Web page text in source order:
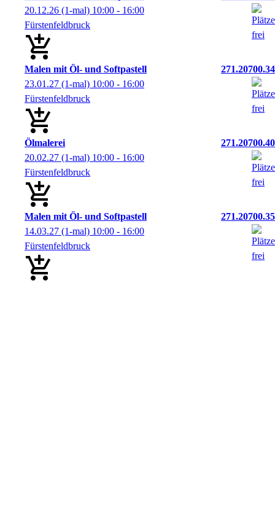
20.12.26 (1-mal) 10:00 - 16:00
Fürstenfeldbruck
Malen mit Öl- und Softpastell
271.20700.34
23.01.27 (1-mal) 10:00 - 16:00
Fürstenfeldbruck
Ölmalerei
271.20700.40
20.02.27 (1-mal) 10:00 - 16:00
Fürstenfeldbruck
Malen mit Öl- und Softpastell
271.20700.35
14.03.27 (1-mal) 10:00 - 16:00
Fürstenfeldbruck